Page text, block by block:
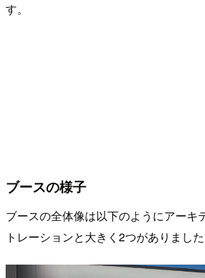
す。
ブースの様子
ブースの全体像は以下のようにアーキ
トレーションと大きく2つがありました